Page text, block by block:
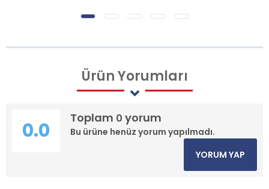
ÜrünYorumları
Toplam 0 yorum
Bu ürüne henüz yorum yapılmadı.
0.0
YORUM YAP